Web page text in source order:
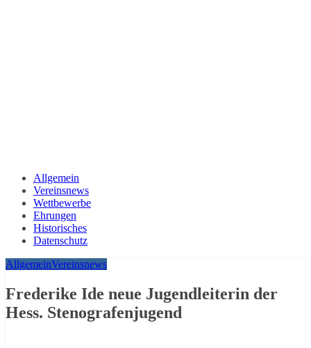
Allgemein
Vereinsnews
Wettbewerbe
Ehrungen
Historisches
Datenschutz
AllgemeinVereinsnews
Frederike Ide neue Jugendleiterin der
Hess. Stenografenjugend